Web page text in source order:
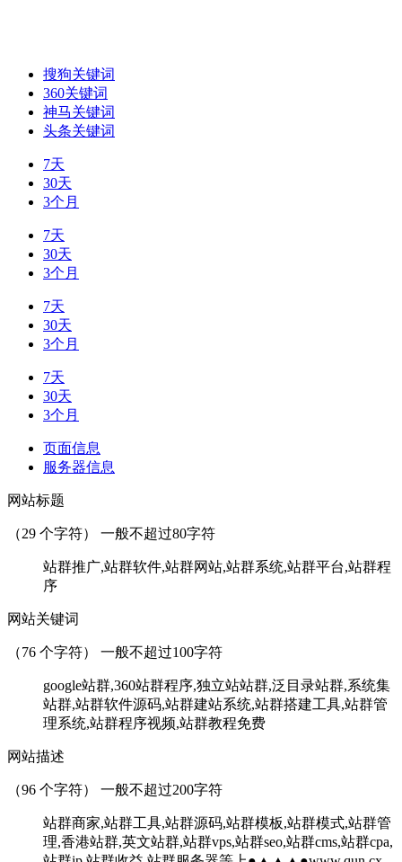
搜狗关键词
360关键词
神马关键词
头条关键词
7天
30天
3个月
7天
30天
3个月
7天
30天
3个月
7天
30天
3个月
页面信息
服务器信息
网站标题
（29 个字符） 一般不超过80字符
站群推广,站群软件,站群网站,站群系统,站群平台,站群程
序
网站关键词
（76 个字符） 一般不超过100字符
google站群,360站群程序,独立站站群,泛目录站群,系统集
站群,站群软件源码,站群建站系统,站群搭建工具,站群管
理系统,站群程序视频,站群教程免费
网站描述
（96 个字符） 一般不超过200字符
站群商家,站群工具,站群源码,站群模板,站群模式,站群管
理,香港站群,英文站群,站群vps,站群seo,站群cms,站群cpa,